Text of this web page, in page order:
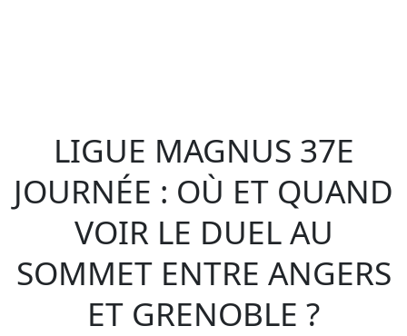
LIGUE MAGNUS 37E
JOURNÉE : OÙ ET QUAND
VOIR LE DUEL AU
SOMMET ENTRE ANGERS
ET GRENOBLE ?